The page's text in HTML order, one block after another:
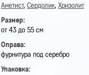
Аметист, Сердолик, Хризолит
Размер:
от 43 до 55 см
Оправа:
фурнитура под серебро
Упаковка: